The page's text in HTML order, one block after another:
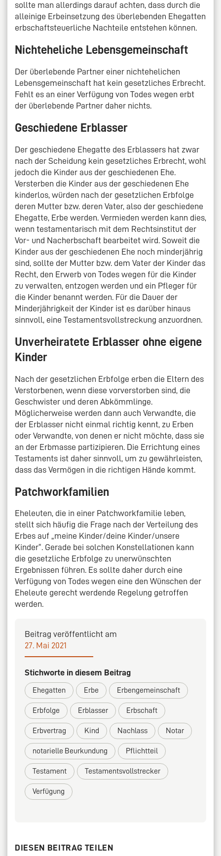
sollte man allerdings darauf achten, dass durch die
alleinige Erbeinsetzung des überlebenden Ehegatten
erbschaftsteuerliche Nachteile entstehen können.
Nichteheliche Lebensgemeinschaft
Der überlebende Partner einer nichtehelichen
Lebensgemeinschaft hat kein gesetzliches Erbrecht.
Fehlt es an einer Verfügung von Todes wegen erbt
der überlebende Partner daher nichts.
Geschiedene Erblasser
Der geschiedene Ehegatte des Erblassers hat zwar
nach der Scheidung kein gesetzliches Erbrecht, wohl
jedoch die Kinder aus der geschiedenen Ehe.
Versterben die Kinder aus der geschiedenen Ehe
kinderlos, würden nach der gesetzlichen Erbfolge
deren Mutter bzw. deren Vater, also der geschiedene
Ehegatte, Erbe werden. Vermieden werden kann dies,
wenn testamentarisch mit dem Rechtsinstitut der
Vor- und Nacherbschaft bearbeitet wird. Soweit die
Kinder aus der geschiedenen Ehe noch minderjährig
sind, sollte der Mutter bzw. dem Vater der Kinder das
Recht, den Erwerb von Todes wegen für die Kinder
zu verwalten, entzogen werden und ein Pfleger für
die Kinder benannt werden. Für die Dauer der
Minderjährigkeit der Kinder ist es darüber hinaus
sinnvoll, eine Testamentsvollstreckung anzuordnen.
Unverheiratete Erblasser ohne eigene
Kinder
Nach der gesetzlichen Erbfolge erben die Eltern des
Verstorbenen, wenn diese vorverstorben sind, die
Geschwister und deren Abkömmlinge.
Möglicherweise werden dann auch Verwandte, die
der Erblasser nicht einmal richtig kennt, zu Erben
oder Verwandte, von denen er nicht möchte, dass sie
an der Erbmasse partizipieren. Die Errichtung eines
Testaments ist daher sinnvoll, um zu gewährleisten,
dass das Vermögen in die richtigen Hände kommt.
Patchworkfamilien
Eheleuten, die in einer Patchworkfamilie leben,
stellt sich häufig die Frage nach der Verteilung des
Erbes auf „meine Kinder/deine Kinder/unsere
Kinder“. Gerade bei solchen Konstellationen kann
die gesetzliche Erbfolge zu unerwünschten
Ergebnissen führen. Es sollte daher durch eine
Verfügung von Todes wegen eine den Wünschen der
Eheleute gerecht werdende Regelung getroffen
werden.
Beitrag veröffentlicht am
27. Mai 2021
Stichworte in diesem Beitrag
Ehegatten Erbe Erbengemeinschaft
Erbfolge Erblasser Erbschaft
Erbvertrag Kind Nachlass Notar
notarielle Beurkundung Pflichtteil
Testament Testamentsvollstrecker
Verfügung
DIESEN BEITRAG TEILEN